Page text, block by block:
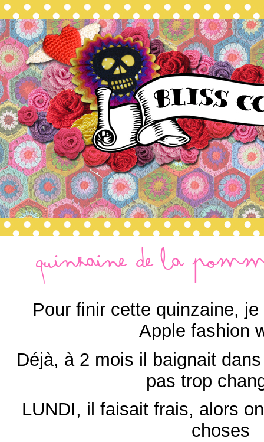
Quinzaine de la
Pour finir cette quinzaine,
Apple fashion
Déjà, à 2 mois il baignait
pas trop
LUNDI, il faisait frais, alors
choses